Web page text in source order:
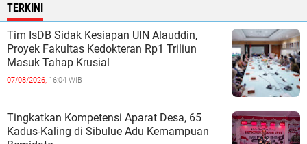
TERKINI
Tim IsDB Sidak Kesiapan UIN Alauddin,
Proyek Fakultas Kedokteran Rp1 Triliun
Masuk Tahap Krusial
07/08/2026, 16:04 WIB
Tingkatkan Kompetensi Aparat Desa, 65
Kadus-Kaling di Sibulue Adu Kemampuan